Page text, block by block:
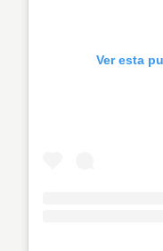
Ver esta